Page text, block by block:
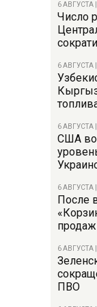
6 АВГУСТА
Число
6 АВГУСТА
6 АВГУСТА
США
6 АВГУСТА
После
6 АВГУСТА
ПВО